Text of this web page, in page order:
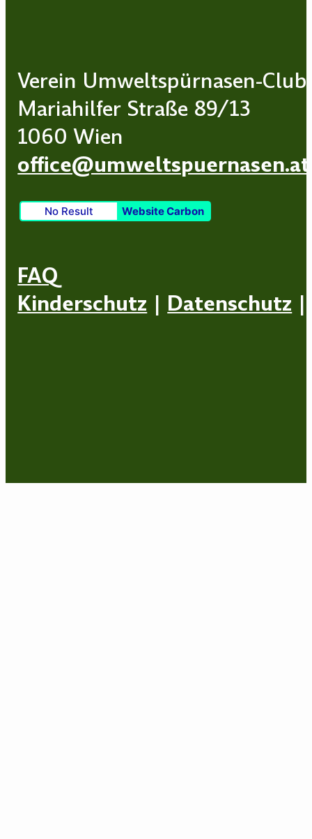
Verein Umweltspürnasen-Club
Mariahilfer Straße 89/13
1060 Wien
office@umweltspuernasen.at
No Result Website Carbon
FAQ
Kinderschutz | Datenschutz |